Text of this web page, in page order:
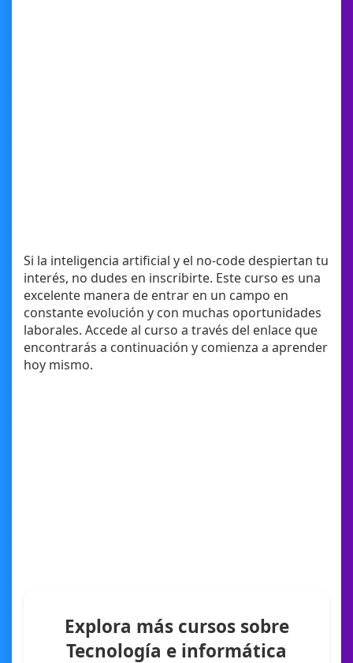
Si la inteligencia artificial y el no-code despiertan tu
interés, no dudes en inscribirte. Este curso es una
excelente manera de entrar en un campo en
constante evolución y con muchas oportunidades
laborales. Accede al curso a través del enlace que
encontrarás a continuación y comienza a aprender
hoy mismo.
Explora más cursos sobre
Tecnología e informática